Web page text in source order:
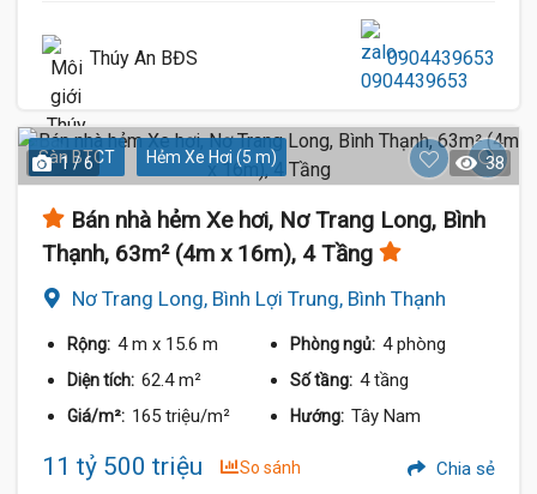
Thúy An BĐS 0904439653
Sàn BTCT Hẻm Xe Hơi (5 m)
1 / 6 38
Bán nhà hẻm Xe hơi, Nơ Trang Long, Bình
Thạnh, 63m² (4m x 16m), 4 Tầng
Nơ Trang Long, Bình Lợi Trung, Bình Thạnh
Rộng: 4 m x 15.6 m Phòng ngủ: 4 phòng
Diện tích: 62.4 m² Số tầng: 4 tầng
Giá/m²: 165 triệu/m² Hướng: Tây Nam
11 tỷ 500 triệu So sánh Chia sẻ